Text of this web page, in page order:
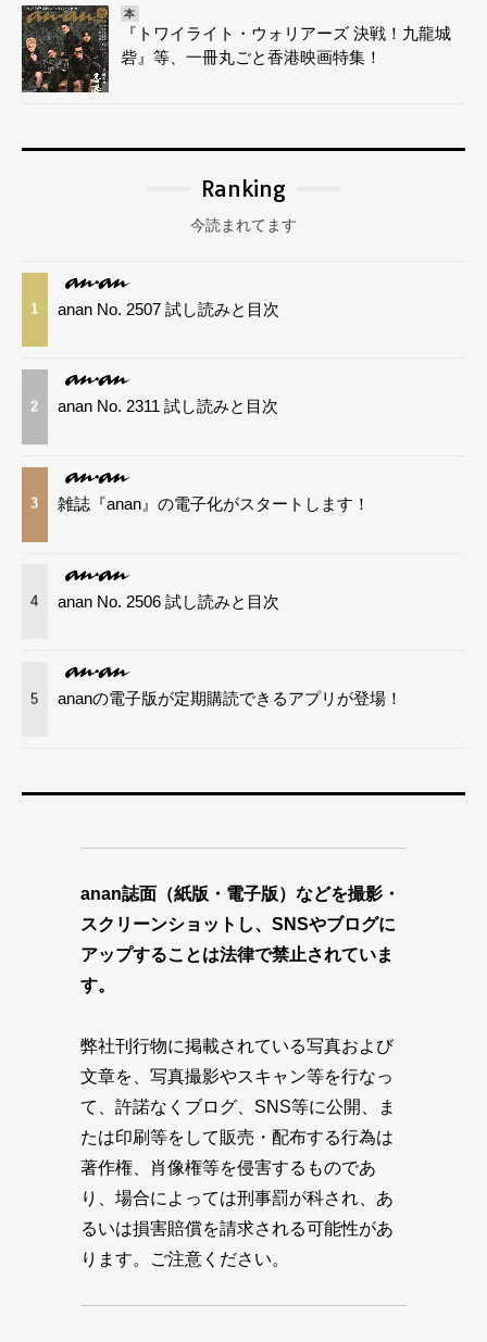
本
『トワイライト・ウォリアーズ 決戦！九龍城
砦』等、一冊丸ごと香港映画特集！
Ranking
今読まれてます
1 anan No. 2507 試し読みと目次
2 anan No. 2311 試し読みと目次
3 雑誌『anan』の電子化がスタートします！
4 anan No. 2506 試し読みと目次
5 ananの電子版が定期購読できるアプリが登場！
anan誌面（紙版・電子版）などを撮影・
スクリーンショットし、SNSやブログに
アップすることは法律で禁止されていま
す。
弊社刊行物に掲載されている写真および
文章を、写真撮影やスキャン等を行なっ
て、許諾なくブログ、SNS等に公開、ま
たは印刷等をして販売・配布する行為は
著作権、肖像権等を侵害するものであ
り、場合によっては刑事罰が科され、あ
るいは損害賠償を請求される可能性があ
ります。ご注意ください。